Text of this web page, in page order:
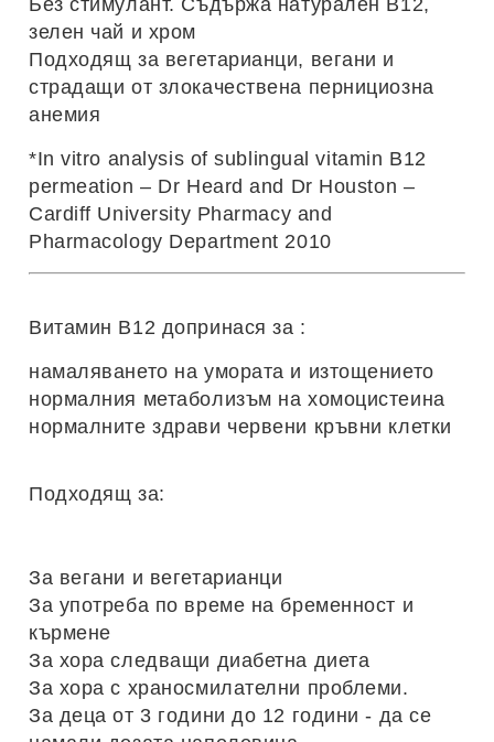
Без стимулант. Съдържа натурален B12,
зелен чай и хром
Подходящ за вегетарианци, вегани и
страдащи от злокачествена пернициозна
анемия
*In vitro analysis of sublingual vitamin B12
permeation – Dr Heard and Dr Houston –
Cardiff University Pharmacy and
Pharmacology Department 2010
Витамин В12 допринася за :
намаляването на умората и изтощението
нормалния метаболизъм на хомоцистеина
нормалните здрави червени кръвни клетки
Подходящ за:
За вегани и вегетарианци
За употреба по време на бременност и
кърмене
За хора следващи диабетна диета
За хора с храносмилателни проблеми.
За деца от 3 години до 12 години - да се